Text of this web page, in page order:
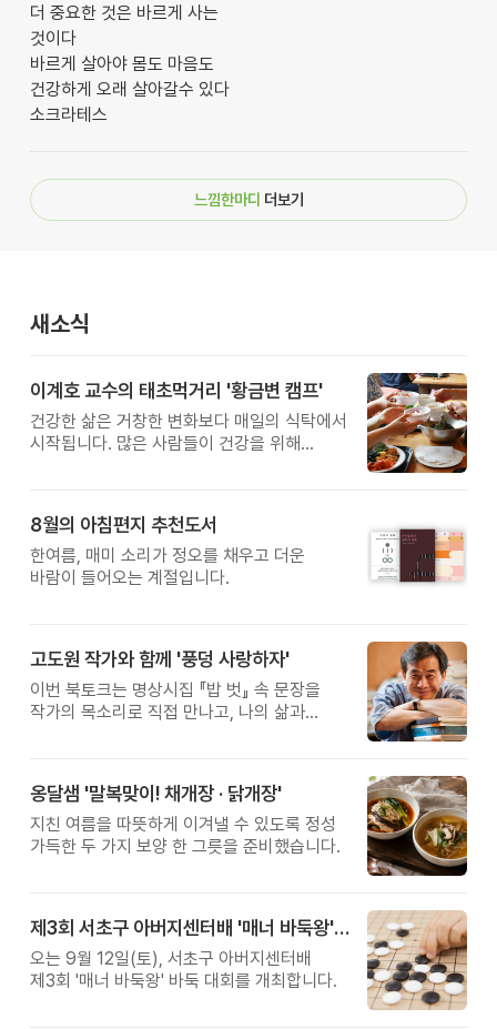
더 중요한 것은 바르게 사는
것이다
바르게 살아야 몸도 마음도
건강하게 오래 살아갈수 있다
소크라테스
느낌한마디 더보기
새소식
이계호 교수의 태초먹거리 '황금변 캠프'
건강한 삶은 거창한 변화보다 매일의 식탁에서
시작됩니다. 많은 사람들이 건강을 위해
받은 이계호 교수와 함께하는 태초먹거리
황금변 캠프
8월의 아침편지 추천도서
한여름, 매미 소리가 정오를 채우고 더운
바람이 들어오는 계절입니다.
고도원 작가와 함께 '풍덩 사랑하자'
이번 북토크는 명상시집 『밥 벗』 속 문장을
작가의 목소리로 직접 만나고, 나의 삶과
옹달샘 '말복맞이! 채개장 · 닭개장'
지친 여름을 따뜻하게 이겨낼 수 있도록 정성
가득한 두 가지 보양 한 그릇을 준비했습니다.
제3회 서초구 아버지센터배 '매너 바둑왕' 대회
오는 9월 12일(토), 서초구 아버지센터배
제3회 '매너 바둑왕' 바둑 대회를 개최합니다.